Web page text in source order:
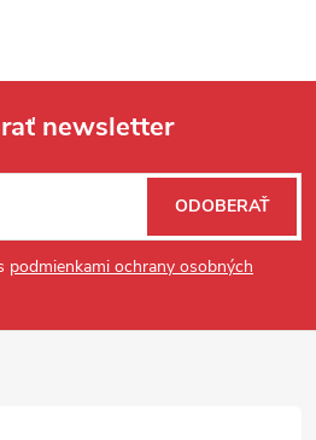
newsletter
podmienkami ochrany osobných
ODOBERAŤ